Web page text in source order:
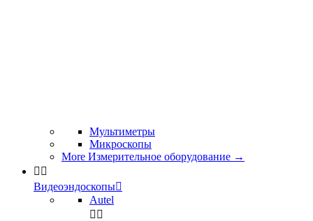
Мультиметры
Микроскопы
More Измерительное оборудование →
 
Видеоэндоскопы
Autel
 